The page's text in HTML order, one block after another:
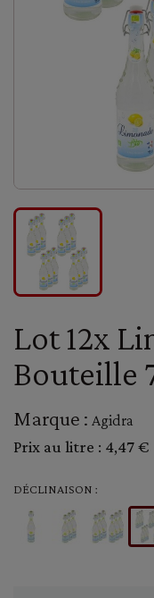
Lot 12x
Bouteille
Marque : Agidra
Prix au litre : 4,47 €
DÉCLINAISON :